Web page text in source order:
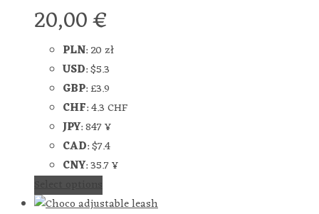
20,00€
PLN:20 zł
USD:$5.3
GBP:£3.9
CHF:4.3 CHF
JPY:847 ¥
CAD:$7.4
CNY:35.7 ¥